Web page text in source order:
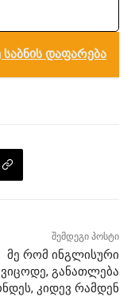
დაფარება
შემდეგი პოსტი
მე რომ ინგლისური
ვიცოდე, განათლება
კიდევ რამდენ